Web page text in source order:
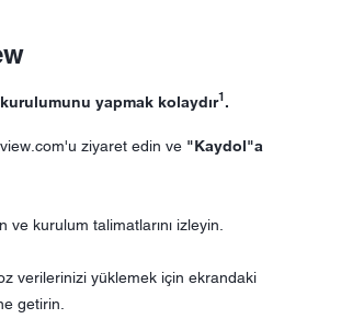
yapmak kolaydır1.
ziyaret edin ve "Kaydol"a
ve kurulum talimatlarını izleyin.
verilerinizi yüklemek için ekrandaki
getirin.